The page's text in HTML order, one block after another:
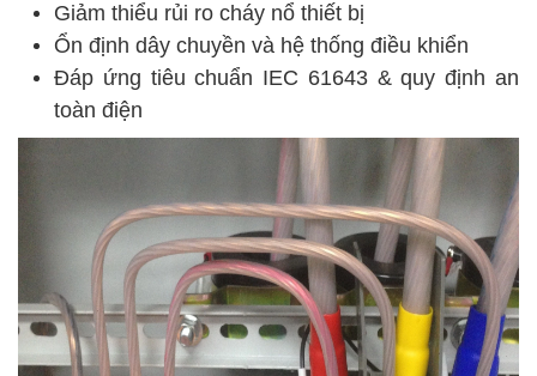
Giảm thiểu rủi ro cháy nổ thiết bị
Ổn định dây chuyền và hệ thống điều khiển
Đáp ứng tiêu chuẩn IEC 61643 & quy định an
toàn điện